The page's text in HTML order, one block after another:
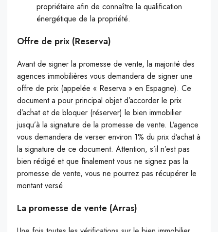
propriétaire afin de connaître la qualification
énergétique de la propriété.
Offre de prix (Reserva)
Avant de signer la promesse de vente, la majorité des
agences immobilières vous demandera de signer une
offre de prix (appelée « Reserva » en Espagne). Ce
document a pour principal objet d’accorder le prix
d’achat et de bloquer (réserver) le bien immobilier
jusqu’à la signature de la promesse de vente. L’agence
vous demandera de verser environ 1% du prix d’achat à
la signature de ce document. Attention, s’il n’est pas
bien rédigé et que finalement vous ne signez pas la
promesse de vente, vous ne pourrez pas récupérer le
montant versé.
La promesse de vente (Arras)